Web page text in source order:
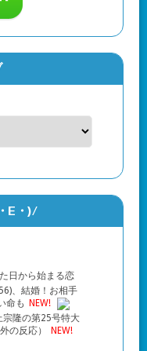
Ε・)/
日から始まる恋
、結婚！お相手
命も
NEW!
隆の第25号特大
の反応）
NEW!